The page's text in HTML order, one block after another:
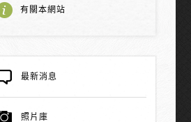
有關本網站
最新消息
照片庫